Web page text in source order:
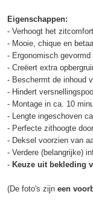
Eigenschappen:
- Verhoogt het
- Mooie, chique en
- Ergonomisch
- Creëert extra
- Beschermt de inhoud
- Hindert
- Montage in ca. 10
- Lengte ingeschoven
- Perfecte zithoogte
- Deksel voorzien van
- Verdere (belangrijke)
- Keuze uit bekleding
(De foto's zijn een